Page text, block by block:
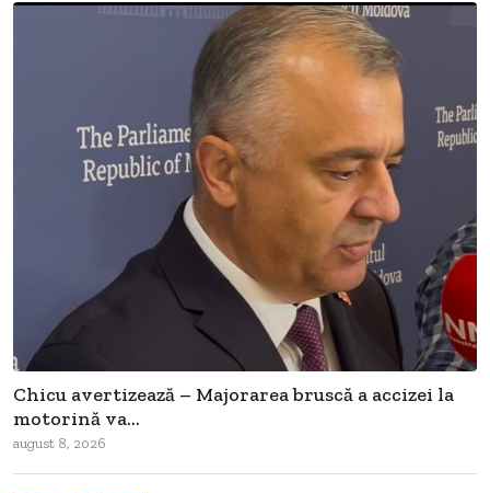
Chicu avertizează – Majorarea bruscă a accizei la
motorină va...
august 8, 2026